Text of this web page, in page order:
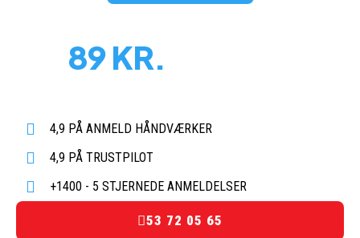
89 KR.
4,9 PÅ ANMELD HÅNDVÆRKER
4,9 PÅ TRUSTPILOT
+1400 - 5 STJERNEDE ANMELDELSER
53 72 05 65